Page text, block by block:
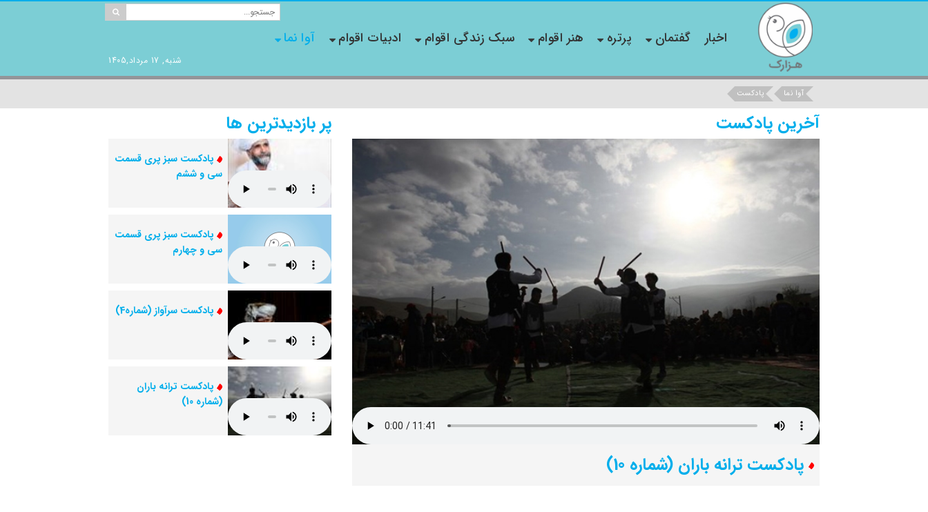
شنبه, 17 مرداد,1405
اخبار گفتمان پرتره هنر اقوام سبک زندگی اقوام ادبیات اقوام آوا نما
آوا نما پادکست
آخرین پادکست
پادکست ترانه باران (شماره 10)
پر بازدیدترین ها
پادکست سبز پری قسمت
سی و ششم
پادکست سبز پری قسمت
سی و چهارم
پادکست سرآواز (شماره4)
پادکست ترانه باران
(شماره 10)